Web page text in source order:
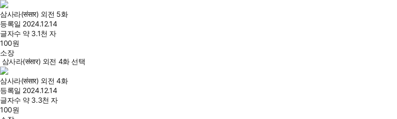
삼사라(संसार) 외전 5화
등록일 2024.12.14
글자수 약 3.1천 자
100원
소장
삼사라(संसार) 외전 4화 선택
삼사라(संसार) 외전 4화
등록일 2024.12.14
글자수 약 3.3천 자
100원